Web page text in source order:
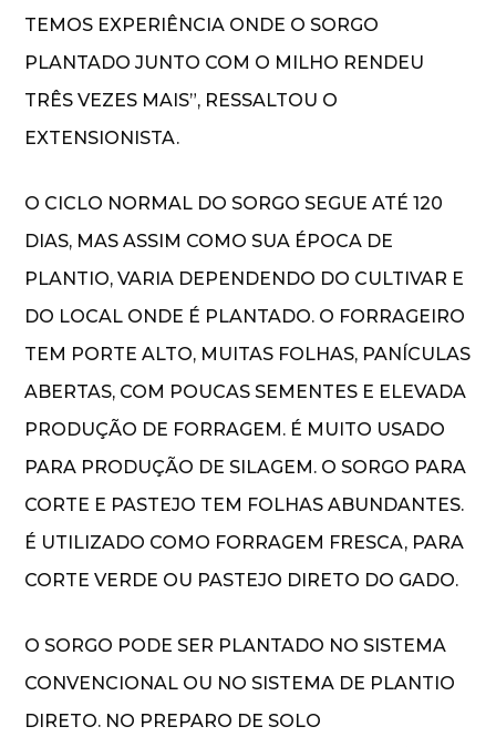
TEMOS EXPERIÊNCIA ONDE O SORGO
PLANTADO JUNTO COM O MILHO RENDEU
TRÊS VEZES MAIS”, RESSALTOU O
EXTENSIONISTA.
O CICLO NORMAL DO SORGO SEGUE ATÉ 120
DIAS, MAS ASSIM COMO SUA ÉPOCA DE
PLANTIO, VARIA DEPENDENDO DO CULTIVAR E
DO LOCAL ONDE É PLANTADO. O FORRAGEIRO
TEM PORTE ALTO, MUITAS FOLHAS, PANÍCULAS
ABERTAS, COM POUCAS SEMENTES E ELEVADA
PRODUÇÃO DE FORRAGEM. É MUITO USADO
PARA PRODUÇÃO DE SILAGEM. O SORGO PARA
CORTE E PASTEJO TEM FOLHAS ABUNDANTES.
É UTILIZADO COMO FORRAGEM FRESCA, PARA
CORTE VERDE OU PASTEJO DIRETO DO GADO.
O SORGO PODE SER PLANTADO NO SISTEMA
CONVENCIONAL OU NO SISTEMA DE PLANTIO
DIRETO. NO PREPARO DE SOLO